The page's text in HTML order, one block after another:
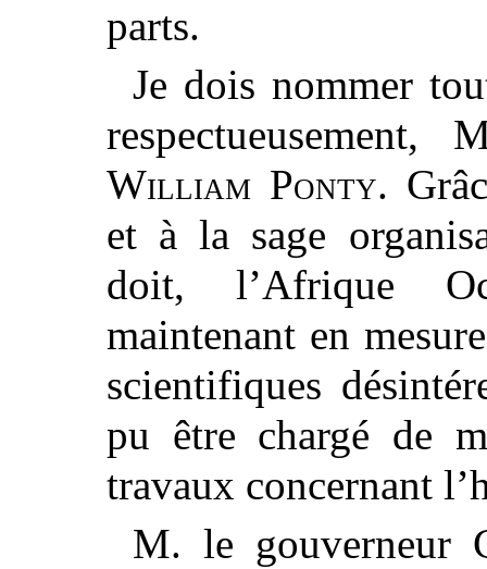
parts.
Je dois nommer
William Ponty.
et à la sage
doit, l’Afrique
maintenant en
scientifiques
pu être chargé de
travaux concernant
M. le gouverneur